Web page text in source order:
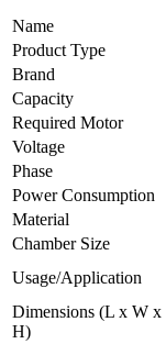
Name
Product Type
Brand
Capacity
Required Motor
Voltage
Phase
Power Consumption
Material
Chamber Size
Usage/Application
Dimensions (L x W x
H)